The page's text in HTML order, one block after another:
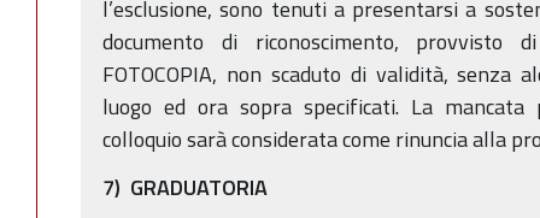
l’esclusione, sono tenuti a presentarsi a
documento di riconoscimento, provvisto
FOTOCOPIA, non scaduto di validità, senza
luogo ed ora sopra specificati. La mancata
colloquio sarà considerata come rinuncia alla
7) GRADUATORIA